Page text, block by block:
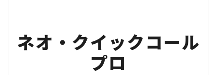
ネオ・クイックコール
プロ